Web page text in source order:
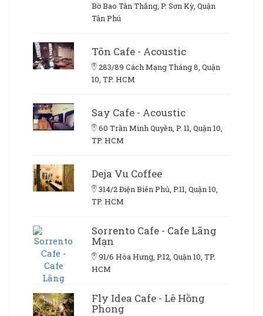
Bờ Bao Tân Thắng, P. Sơn Kỳ, Quận
Tân Phú
Tôn Cafe - Acoustic
283/89 Cách Mạng Tháng 8, Quận
10, TP. HCM
Say Cafe - Acoustic
60 Trần Minh Quyền, P. 11, Quận 10,
TP. HCM
Deja Vu Coffee
314/2 Điện Biên Phủ, P.11, Quận 10,
TP. HCM
Sorrento Cafe - Cafe Lãng
Mạn
91/6 Hòa Hưng, P.12, Quận 10, TP.
HCM
Fly Idea Cafe - Lê Hồng
Phong